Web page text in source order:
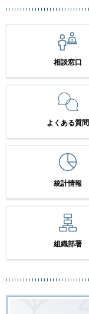
相談窓口
よくある質問
統計情報
組織部署